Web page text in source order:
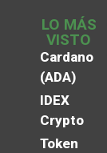
LO MÁS
VISTO
Cardano
(ADA)
IDEX
Crypto
Token